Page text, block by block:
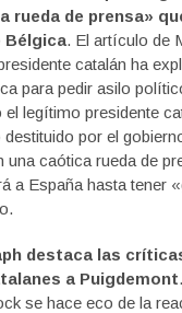
rueda de prensa»
Bélgica. El artículo de
catalán ha
para pedir asilo
el legítimo presidente
destituido por el
una caótica rueda de
a España hasta tener
destaca las
a Puigdemont
se hace eco de la